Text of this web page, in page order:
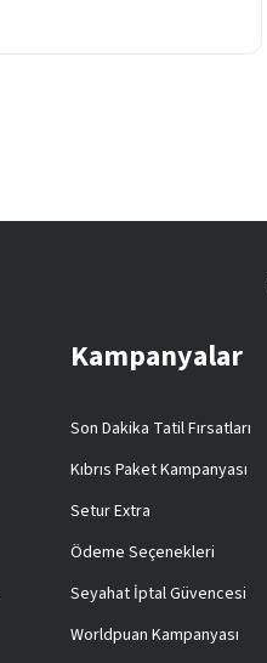
Kampanyalar
Son Dakika Tatil Fırsatları
Kıbrıs Paket Kampanyası
Setur Extra
Ödeme Seçenekleri
Seyahat İptal Güvencesi
Worldpuan Kampanyası